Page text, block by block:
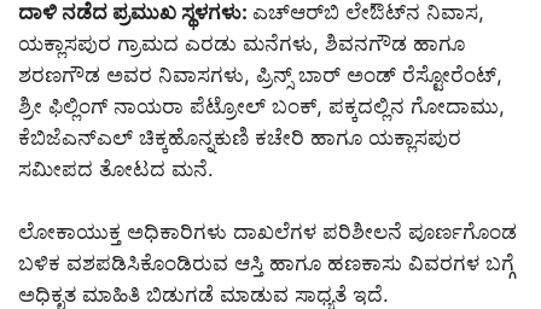
ದಾಳಿ ನಡೆದ ಪ್ರಮುಖ ಸ್ಥಳಗಳು: ಎಚ್‌ಆರ್‌ಬಿ ಲೇಔಟ್‌ನ ನಿವಾಸ,
ಯಕ್ಲಾಸಪುರ ಗ್ರಾಮದ ಎರಡು ಮನೆಗಳು, ಶಿವನಗೌಡ ಹಾಗೂ
ಶರಣಗೌಡ ಅವರ ನಿವಾಸಗಳು, ಪ್ರಿನ್ಸ್ ಬಾರ್ ಅಂಡ್ ರೆಸ್ಟೋರೆಂಟ್,
ಶ್ರೀ ಫಿಲ್ಲಿಂಗ್ ನಾಯರಾ ಪೆಟ್ರೋಲ್ ಬಂಕ್, ಪಕ್ಕದಲ್ಲಿನ ಗೋದಾಮು,
ಕೆಬಿಜೆಎನ್‌ಎಲ್ ಚಿಕ್ಕಹೊನ್ನಕುಣಿ ಕಚೇರಿ ಹಾಗೂ ಯಕ್ಲಾಸಪುರ
ಸಮೀಪದ ತೋಟದ ಮನೆ.
ಲೋಕಾಯುಕ್ತ ಅಧಿಕಾರಿಗಳು ದಾಖಲೆಗಳ ಪರಿಶೀಲನೆ ಪೂರ್ಣಗೊಂಡ
ಬಳಿಕ ವಶಪಡಿಸಿಕೊಂಡಿರುವ ಆಸ್ತಿ ಹಾಗೂ ಹಣಕಾಸು ವಿವರಗಳ ಬಗ್ಗೆ
ಅಧಿಕೃತ ಮಾಹಿತಿ ಬಿಡುಗಡೆ ಮಾಡುವ ಸಾಧ್ಯತೆ ಇದೆ.